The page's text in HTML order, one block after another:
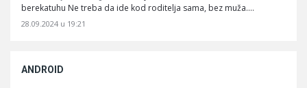
berekatuhu Ne treba da ide kod roditelja sama, bez muža.…
28.09.2024 u 19:21
ANDROID